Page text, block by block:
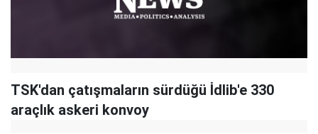
TSK'dan çatışmaların sürdüğü İdlib'e 330
araçlık askeri konvoy